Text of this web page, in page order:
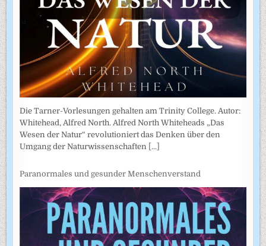
Die Tarner-Vorlesungen gehalten am Trinity College. Autor:
Whitehead, Alfred North. Alfred North Whiteheads „Das
Wesen der Natur“ revolutioniert das Denken über den
Umgang der Naturwissenschaften [...]
Paranormales und gesunder Menschenverstand